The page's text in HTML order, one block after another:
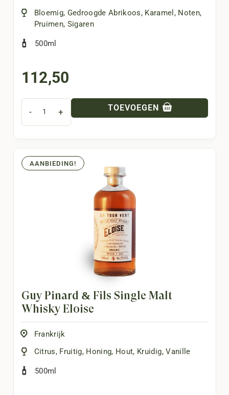
Bloemig, Gedroogde Abrikoos, Karamel , Noten,
Pruimen, Sigaren
500ml
112,50
- + TOEVOEGEN
AANBIEDING!
Guy Pinard & Fils Single Malt
Whisky Eloïse
Frankrijk
Citrus, Fruitig, Honing, Hout, Kruidig,Vanille
500ml